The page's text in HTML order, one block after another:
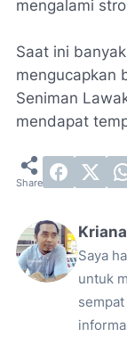
mengalami
Saat ini
mengucapkan
Seniman
mendapat
Kriana
Saya
untuk